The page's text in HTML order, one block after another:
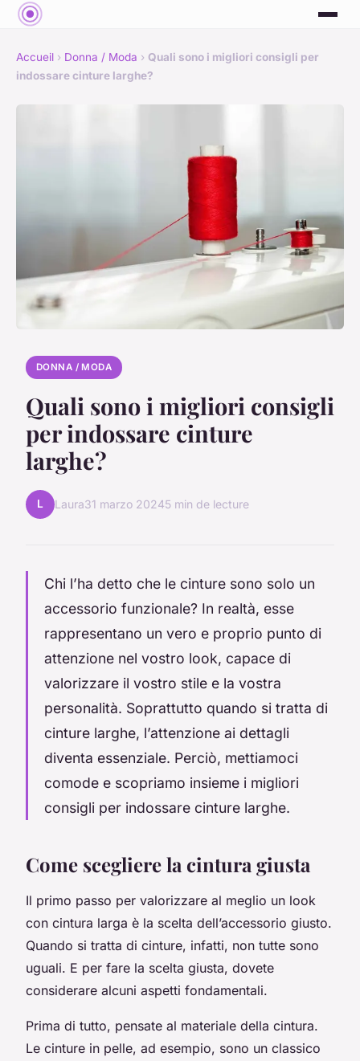
Accueil › Donna / Moda › Quali sono i migliori consigli per
indossare cinture larghe?
DONNA / MODA
Quali sono i migliori consigli
per indossare cinture
larghe?
L Laura31 marzo 20245 min de lecture
Chi l’ha detto che le cinture sono solo un
accessorio funzionale? In realtà, esse
rappresentano un vero e proprio punto di
attenzione nel vostro look, capace di
valorizzare il vostro stile e la vostra
personalità. Soprattutto quando si tratta di
cinture larghe, l’attenzione ai dettagli
diventa essenziale. Perciò, mettiamoci
comode e scopriamo insieme i migliori
consigli per indossare cinture larghe.
Come scegliere la cintura giusta
Il primo passo per valorizzare al meglio un look
con cintura larga è la scelta dell’accessorio giusto.
Quando si tratta di cinture, infatti, non tutte sono
uguali. E per fare la scelta giusta, dovete
considerare alcuni aspetti fondamentali.
Prima di tutto, pensate al materiale della cintura.
Le cinture in pelle, ad esempio, sono un classico